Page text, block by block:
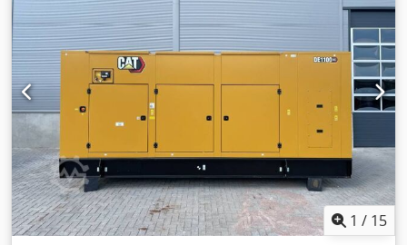
1 / 15